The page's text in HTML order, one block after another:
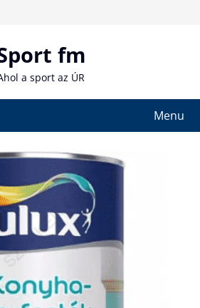
fm
a sport az ÚR
Menu